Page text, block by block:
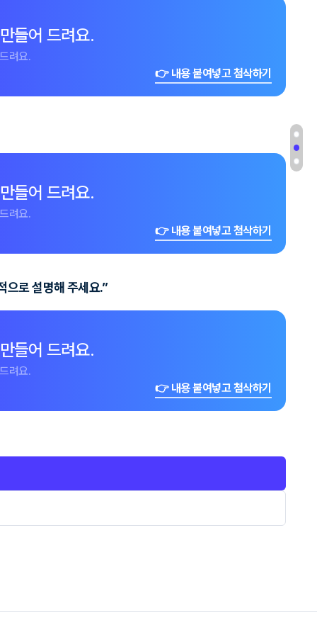
들어 드려요.
려요.
👉 내용 붙여넣고 첨삭하기
들어 드려요.
려요.
👉 내용 붙여넣고 첨삭하기
으로 설명해 주세요.”
들어 드려요.
려요.
👉 내용 붙여넣고 첨삭하기